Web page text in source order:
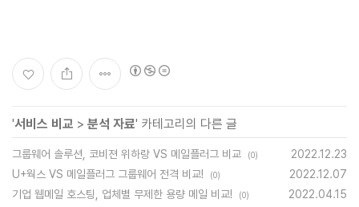
'서비스 비교 > 분석 자료' 카테고리의 다른 글
그룹웨어 솔루션, 코비젼 위하랑 VS 메일플러그 비교 (0)
2022.12.23
U+웍스 VS 메일플러그 그룹웨어 전격 비교!
(0)
2022.12.07
기업 웹메일 호스팅, 업체별 무제한 용량 메일 비교!
(0)
2022.04.15